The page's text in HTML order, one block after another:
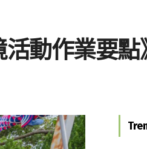
動作業要